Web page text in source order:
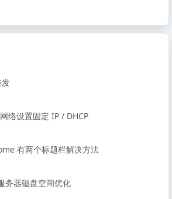
络设置固定 IP / DHCP
有两个标题栏解决方法
器磁盘空间优化